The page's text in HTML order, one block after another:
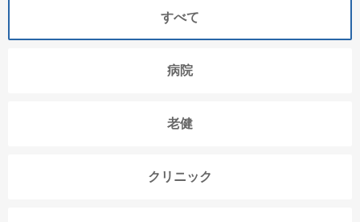
すべて
病院
老健
クリニック